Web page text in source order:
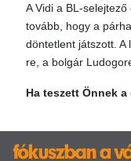
A Vidi a BL-
tovább, hogy a
döntetlent játszott.
re, a bolgár
Ha teszett Önnek